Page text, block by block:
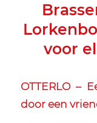
voor
OTTERLO –
door een